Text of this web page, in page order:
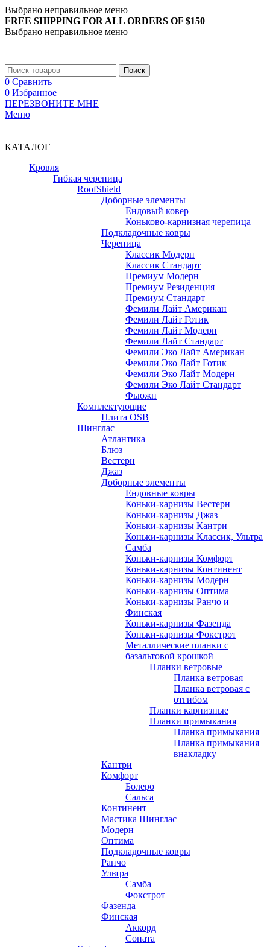
Выбрано неправильное меню
FREE SHIPPING FOR ALL ORDERS OF $150
Выбрано неправильное меню
Поиск
0 Сравнить
0 Избранное
ПЕРЕЗВОНИТЕ МНЕ
Меню
КАТАЛОГ
Кровля
Гибкая черепица
RoofShield
Доборные элементы
Ендовый ковер
Коньково-карнизная черепица
Подкладочные ковры
Черепица
Классик Модерн
Классик Стандарт
Премиум Модерн
Премиум Резиденция
Премиум Стандарт
Фемили Лайт Американ
Фемили Лайт Готик
Фемили Лайт Модерн
Фемили Лайт Стандарт
Фемили Эко Лайт Американ
Фемили Эко Лайт Готик
Фемили Эко Лайт Модерн
Фемили Эко Лайт Стандарт
Фьюжн
Комплектующие
Плита OSB
Шинглас
Атлантика
Блюз
Вестерн
Джаз
Доборные элементы
Ендовные ковры
Коньки-карнизы Вестерн
Коньки-карнизы Джаз
Коньки-карнизы Кантри
Коньки-карнизы Классик, Ультра
Самба
Коньки-карнизы Комфорт
Коньки-карнизы Континент
Коньки-карнизы Модерн
Коньки-карнизы Оптима
Коньки-карнизы Ранчо и
Финская
Коньки-карнизы Фазенда
Коньки-карнизы Фокстрот
Металлические планки с
базальтовой крошкой
Планки ветровые
Планка ветровая
Планка ветровая с
отгибом
Планки карнизные
Планки примыкания
Планка примыкания
Планка примыкания
внакладку
Кантри
Комфорт
Болеро
Сальса
Континент
Мастика Шинглас
Модерн
Оптима
Подкладочные ковры
Ранчо
Ультра
Самба
Фокстрот
Фазенда
Финская
Аккорд
Соната